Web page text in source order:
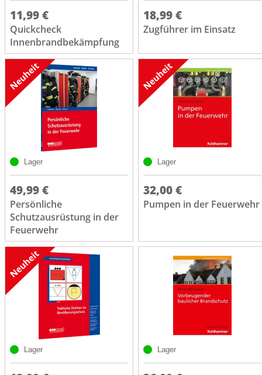
11,99 €
Quickcheck
Innenbrandbekämpfung
18,99 €
Zugführer im Einsatz
Lager
49,99 €
Persönliche
Schutzausrüstung in der
Feuerwehr
Lager
32,00 €
Pumpen in der Feuerwehr
Lager Lager